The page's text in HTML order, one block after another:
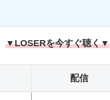
▼LOSERを今すぐ聴く▼
配信